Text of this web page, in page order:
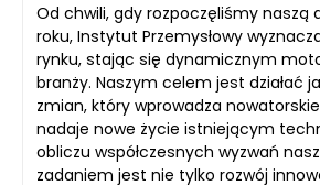
Od chwili, gdy rozpoczęliśmy naszą
roku, Instytut Przemysłowy
rynku, stając się dynamicznym
branży. Naszym celem jest działać
zmian, który wprowadza
nadaje nowe życie istniejącym
obliczu współczesnych wyzwań
zadaniem jest nie tylko rozwój